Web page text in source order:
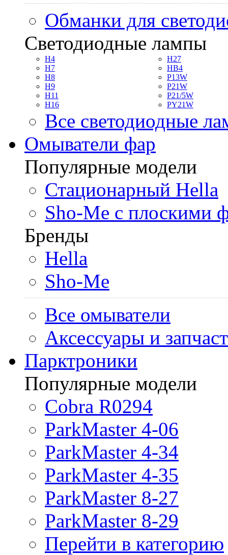
Обманки для
Светодиодные лампы
H4
H7
H8
H9
H11
H16
H27
HB4
P13W
P21W
P21/5W
PY21W
Все светодиодные
Омыватели фар
Популярные модели
Стационарный Hella
Sho-Me с плоскими
Бренды
Hella
Sho-Me
Все омыватели
Аксессуары и
Парктроники
Популярные модели
Cobra R0294
ParkMaster 4-06
ParkMaster 4-34
ParkMaster 4-35
ParkMaster 8-27
ParkMaster 8-29
Перейти в категорию